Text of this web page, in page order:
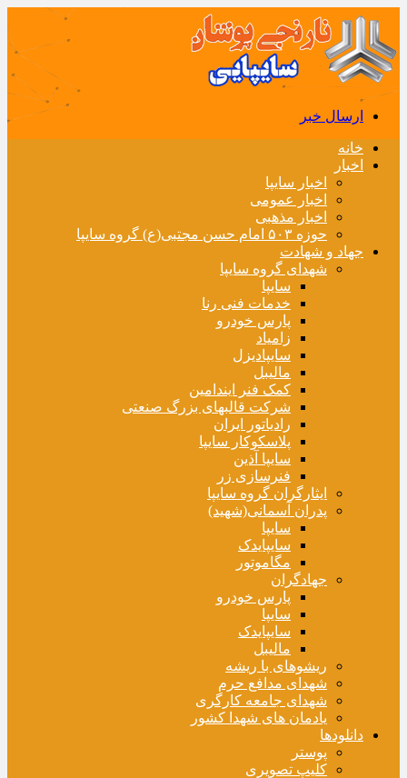
ارسال خبر
خانه
اخبار
اخبار سایپا
اخبار عمومی
اخبار مذهبی
حوزه ۵۰۳ امام حسن مجتبی(ع) گروه سایپا
جهاد و شهادت
شهدای گروه سایپا
سایپا
خدمات فنی رنا
پارس خودرو
زامیاد
سایپادیزل
مالیبل
کمک فنر ایندامین
شرکت قالبهای بزرگ صنعتی
رادیاتور ایران
پلاسکوکار سایپا
سایپا آذین
فنرسازی زر
ایثارگران گروه سایپا
پدران آسمانی(شهید)
سایپا
سایپایدک
مگاموتور
جهادگران
پارس خودرو
سایپا
سایپایدک
مالیبل
ریشوهای با ریشه
شهدای مدافع حرم
شهدای جامعه کارگری
یادمان های شهدا کشور
دانلودها
پوستر
کلیپ تصویری